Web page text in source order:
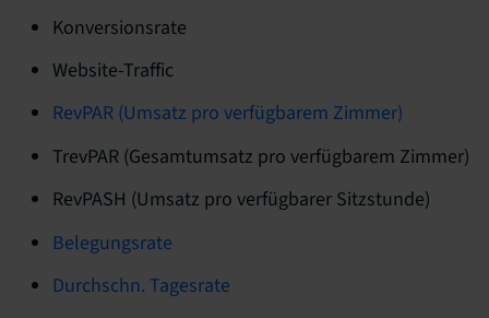
Konversionsrate
Website-Traffic
RevPAR (Umsatz pro verfügbarem Zimmer)
TrevPAR (Gesamtumsatz pro verfügbarem Zimmer)
RevPASH (Umsatz pro verfügbarer Sitzstunde)
Belegungsrate
Durchschn. Tagesrate